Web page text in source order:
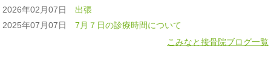
2026年02月07日
出張
2025年07月07日
7月７日の診療時間について
こみなと接骨院ブログ一覧